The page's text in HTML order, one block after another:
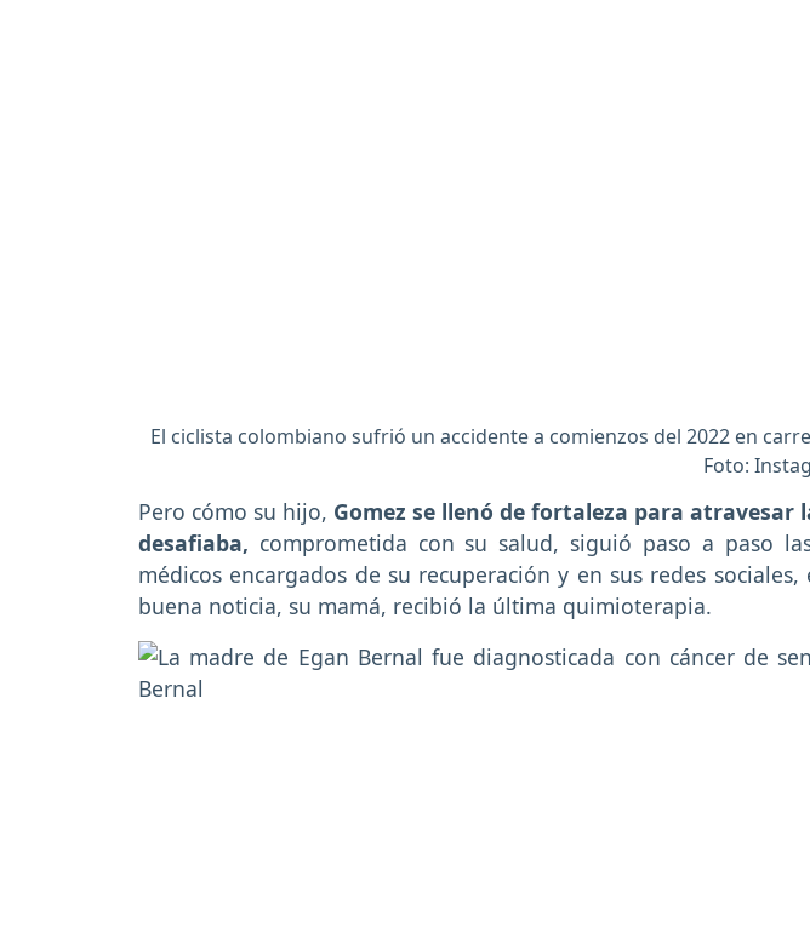
El ciclista colombiano sufrió un accidente a comienzos del 2022 en
Foto:
Pero cómo su hijo, Gomez se llenó de fortaleza para atravesar
desafiaba, comprometida con su salud, siguió paso a paso
médicos encargados de su recuperación y en sus redes
buena noticia, su mamá, recibió la última quimioterapia.